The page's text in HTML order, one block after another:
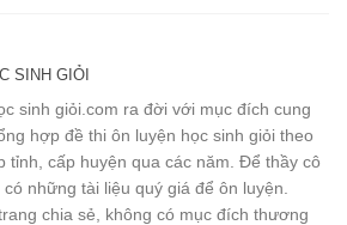
SINH GIỎI
sinh giỏi.com ra đời với mục đích cung
hợp đề thi ôn luyện học sinh giỏi theo
tỉnh, cấp huyện qua các năm. Để thầy cô
những tài liệu quý giá để ôn luyện.
chia sẻ, không có mục đích thương